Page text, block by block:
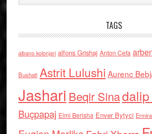
TAGS
albano kolonjari alfons Grishaj Anton Cefa
Bushati Astrit Lulushi Aurenc
Jashari Beqir Sina
Buçpapaj Elmi Berisha Enver Bytyci